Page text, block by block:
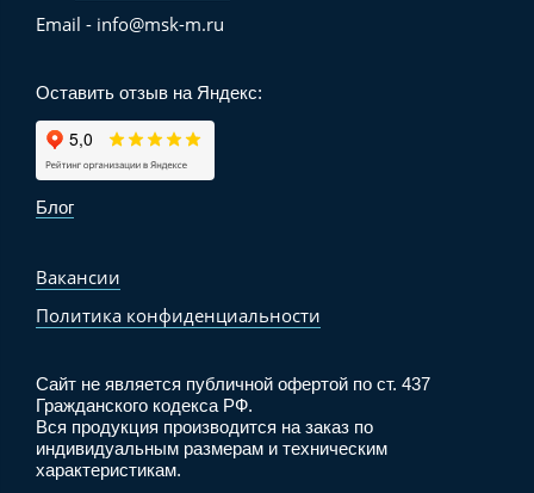
Email - info@msk-m.ru
Оставить отзыв на Яндекс:
Блог
Вакансии
Политика конфиденциальности
Сайт не является публичной офертой по ст. 437
Гражданского кодекса РФ.
Вся продукция производится на заказ по
индивидуальным размерам и техническим
характеристикам.